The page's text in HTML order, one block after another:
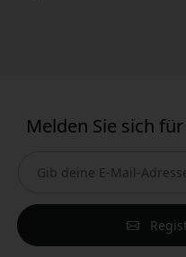
Melden Sie sich